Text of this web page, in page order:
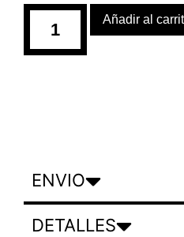
Añadir al
ENVIO
DETALLES